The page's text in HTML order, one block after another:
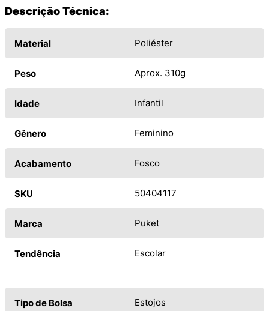
Descrição Técnica:
Material Poliéster
Peso Aprox. 310g
Idade Infantil
Gênero Feminino
Acabamento Fosco
SKU 50404117
Marca Puket
Tendência Escolar
Tipo de Bolsa Estojos